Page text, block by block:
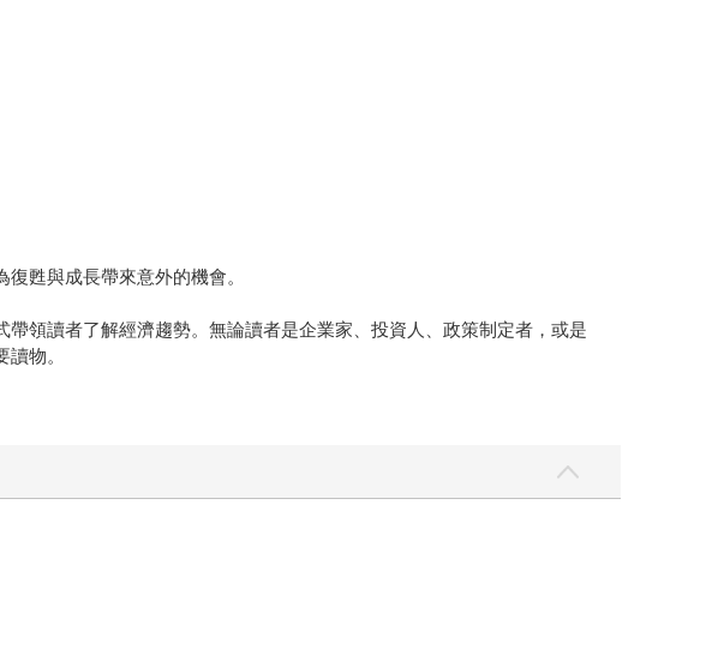
甦與成長帶來意外的機會。
領讀者了解經濟趨勢。無論讀者是企業家、投資人、政策制定者，或是
物。